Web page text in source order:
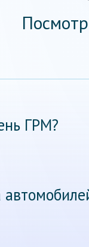
ГРМ?